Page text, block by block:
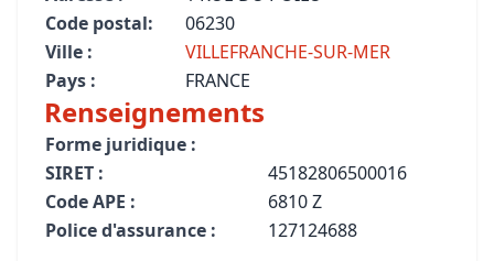
Code postal:
06230
Ville :
VILLEFRANCHE-SUR-MER
Pays :
FRANCE
Renseignements
Forme juridique :
SIRET :
45182806500016
Code APE :
6810 Z
Police d'assurance :
127124688